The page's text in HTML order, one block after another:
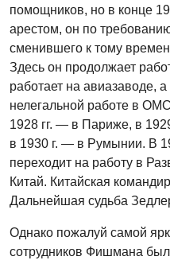
помощников, но в конце
арестом, он по
сменившего к тому
Здесь он продолжает
работает на авиазаводе, а
нелегальной работе в
1928 гг. — в Париже, в
в 1930 г. — в Румынии. В
переходит на работу в
Китай. Китайская
Дальнейшая судьба
Однако пожалуй самой
сотрудников Фишмана